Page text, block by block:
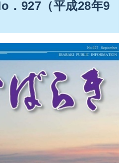
．927（平成28年9